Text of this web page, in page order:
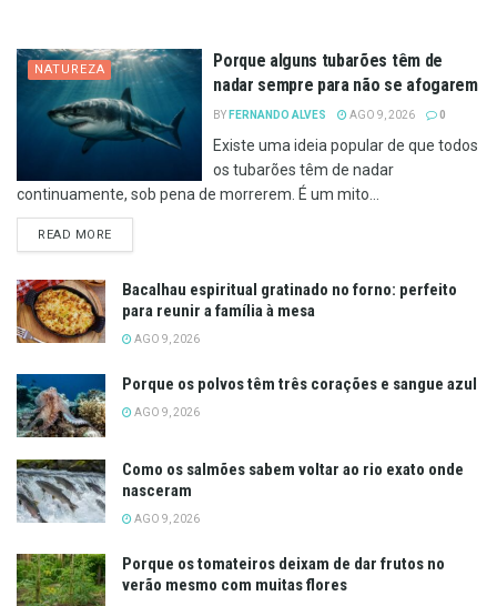
NATUREZA
Porque alguns tubarões têm de
nadar sempre para não se afogarem
BY FERNANDO ALVES AGO 9, 2026 0
Existe uma ideia popular de que todos
os tubarões têm de nadar
continuamente, sob pena de morrerem. É um mito...
READ MOREDETAILS
Bacalhau espiritual gratinado no forno: perfeito
para reunir a família à mesa
AGO 9, 2026
Porque os polvos têm três corações e sangue azul
AGO 9, 2026
Como os salmões sabem voltar ao rio exato onde
nasceram
AGO 9, 2026
Porque os tomateiros deixam de dar frutos no
verão mesmo com muitas flores